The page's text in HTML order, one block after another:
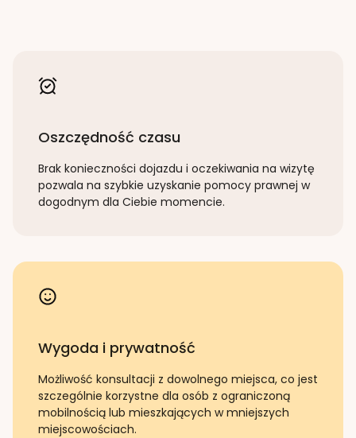
Oszczędność czasu
Brak konieczności dojazdu i oczekiwania na wizytę
pozwala na szybkie uzyskanie pomocy prawnej w
dogodnym dla Ciebie momencie.
Wygoda i prywatność
Możliwość konsultacji z dowolnego miejsca, co jest
szczególnie korzystne dla osób z ograniczoną
mobilnością lub mieszkających w mniejszych
miejscowościach.